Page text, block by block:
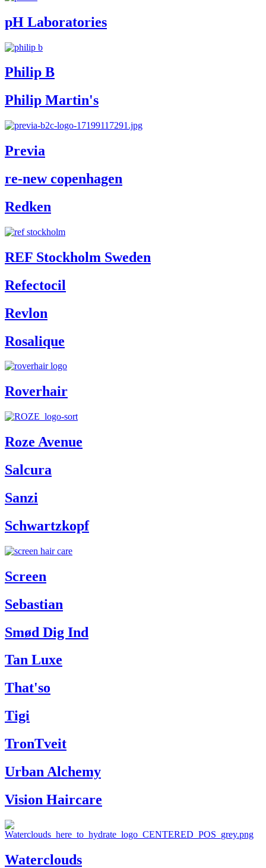
pH Laboratories
Philip B
Philip Martin's
Previa
re-new copenhagen
Redken
REF Stockholm Sweden
Refectocil
Revlon
Rosalique
Roverhair
Roze Avenue
Salcura
Sanzi
Schwartzkopf
Screen
Sebastian
Smød Dig Ind
Tan Luxe
That'so
Tigi
TronTveit
Urban Alchemy
Vision Haircare
Waterclouds